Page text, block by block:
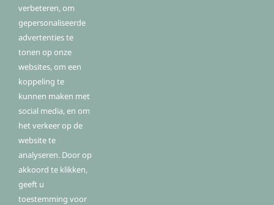
Algemeen
Contactgegevens
Openingstijden
Routebeschrijving
Onze medewerkers
De praktijk
Klachtenregeling
verbeteren, om
gepersonaliseerde
advertenties te
tonen op onze
websites, om een
koppeling te
kunnen maken met
social media, en om
het verkeer op de
website te
analyseren. Door op
akkoord te klikken,
geeft u
toestemming voor